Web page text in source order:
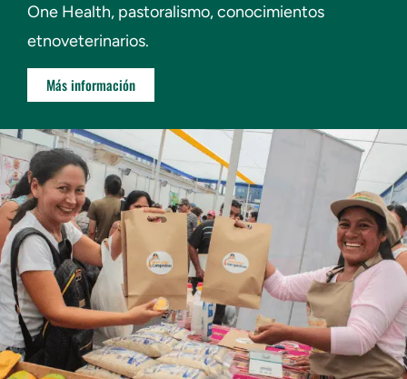
One Health, pastoralismo, conocimientos
etnoveterinarios.
Más información